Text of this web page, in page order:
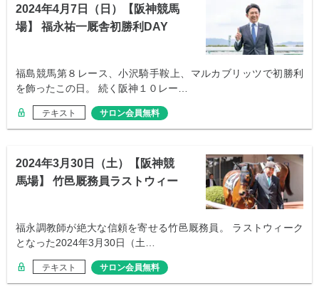
2024年4月7日（日）【阪神競馬
場】 福永祐一厩舎初勝利DAY
福島競馬第８レース、小沢騎手鞍上、マルカブリッツで初勝利
を飾ったこの日。 続く阪神１０レー…
テキスト サロン会員無料
2024年3月30日（土）【阪神競
馬場】 竹邑厩務員ラストウィー
福永調教師が絶大な信頼を寄せる竹邑厩務員。 ラストウィーク
となった2024年3月30日（土…
テキスト サロン会員無料